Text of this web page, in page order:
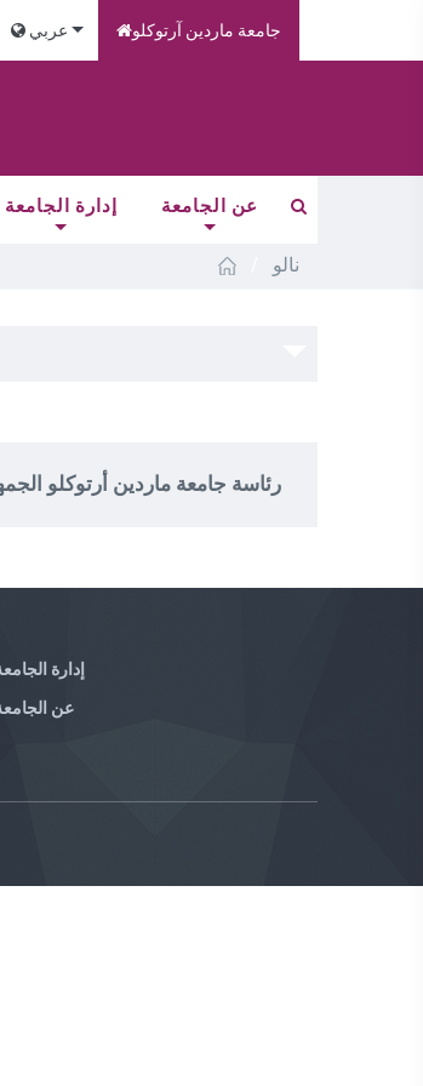
عربي جامعة ماردين آرتوكلو
إدارة الجامعة عن الجامعة
نالو
رئاسة جامعة ماردين أرتوكلو
إدارة
عن